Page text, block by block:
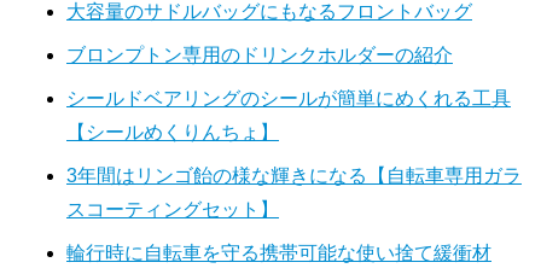
大容量のサドルバッグにもなるフロントバッグ
ブロンプトン専用のドリンクホルダーの紹介
シールドベアリングのシールが簡単にめくれる工具
【シールめくりんちょ】
3年間はリンゴ飴の様な輝きになる【自転車専用ガラ
スコーティングセット】
輪行時に自転車を守る携帯可能な使い捨て緩衝材